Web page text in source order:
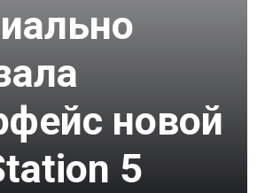
новой
5